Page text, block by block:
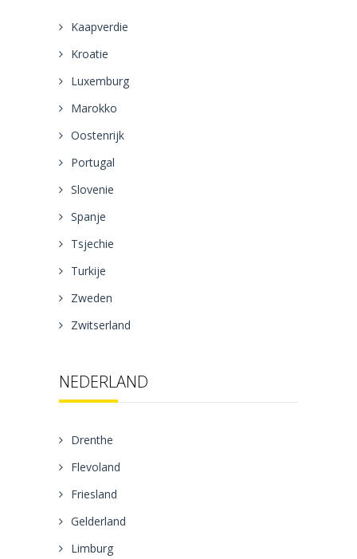
Kaapverdie
Kroatie
Luxemburg
Marokko
Oostenrijk
Portugal
Slovenie
Spanje
Tsjechie
Turkije
Zweden
Zwitserland
NEDERLAND
Drenthe
Flevoland
Friesland
Gelderland
Limburg